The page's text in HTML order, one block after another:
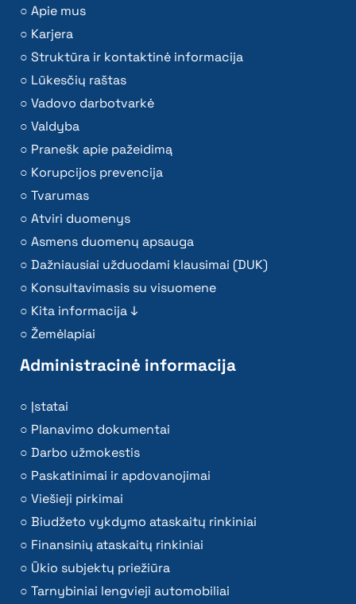
Apie mus
Karjera
Struktūra ir kontaktinė informacija
Lūkesčių raštas
Vadovo darbotvarkė
Valdyba
Pranešk apie pažeidimą
Korupcijos prevencija
Tvarumas
Atviri duomenys
Asmens duomenų apsauga
Dažniausiai užduodami klausimai (DUK)
Konsultavimasis su visuomene
Kita informacija ↓
Žemėlapiai
Administracinė informacija
Įstatai
Planavimo dokumentai
Darbo užmokestis
Paskatinimai ir apdovanojimai
Viešieji pirkimai
Biudžeto vykdymo ataskaitų rinkiniai
Finansinių ataskaitų rinkiniai
Ūkio subjektų priežiūra
Tarnybiniai lengvieji automobiliai